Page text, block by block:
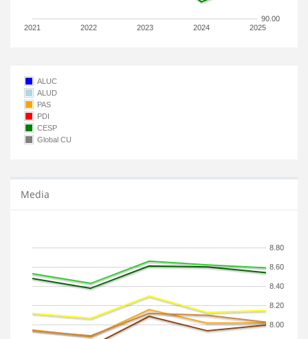
2021 2022 2023 2024 2025
90.00
ALUC
ALUD
PAS
PDI
CESP
Global CU
Media
8.00
8.20
8.40
8.60
8.80